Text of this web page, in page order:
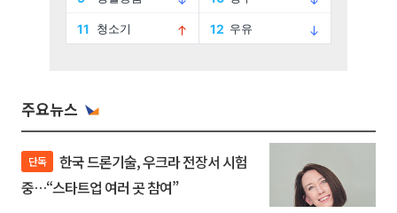
주요뉴스
단독
중…“스타트업 여러 곳 참여”